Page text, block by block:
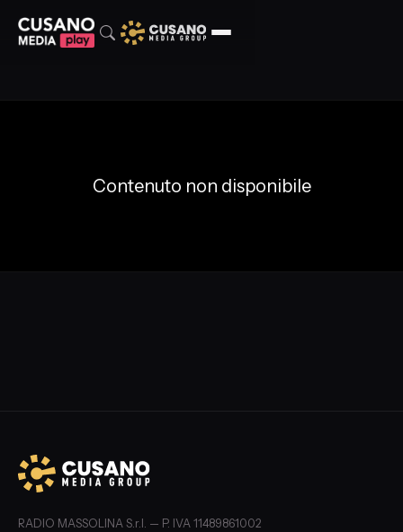
Contenuto non disponibile
RADIO MASSOLINA S.r.l. — P. IVA 11489861002